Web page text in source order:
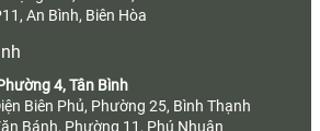
An Bình, Biên Hòa
4, Tân Bình
Biên Phủ, Phường 25, Bình Thạnh
Bánh, Phường 11, Phú Nhuận